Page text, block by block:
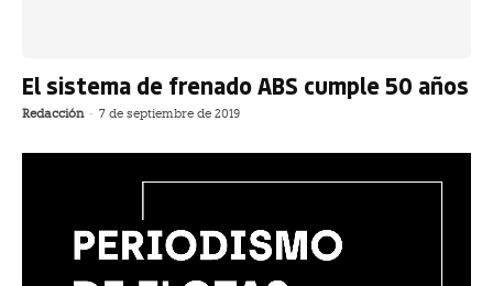
El sistema de frenado ABS cumple 50 años
Redacción - 7 de septiembre de 2019